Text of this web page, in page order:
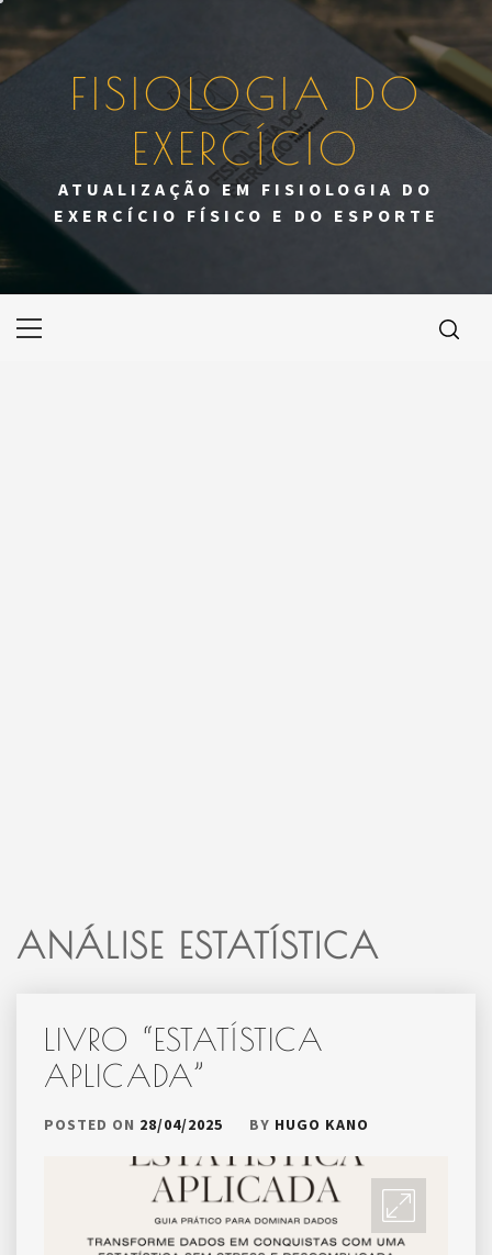
to
content
FISIOLOGIA DO
EXERCÍCIO
ATUALIZAÇÃO EM FISIOLOGIA DO
EXERCÍCIO FÍSICO E DO ESPORTE
Primary
ANÁLISE ESTATÍSTICA
LIVRO “ESTATÍSTICA
APLICADA”
POSTED ON 28/04/2025 BY HUGO KANO